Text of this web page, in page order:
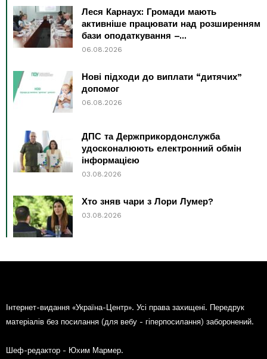
Леся Карнаух: Громади мають
активніше працювати над розширенням
бази оподаткування –...
06.08.2026
Нові підходи до виплати “дитячих”
допомог
06.08.2026
ДПС та Держприкордонслужба
удосконалюють електронний обмін
інформацією
03.08.2026
Хто зняв чари з Лори Лумер?
03.08.2026
Інтернет-видання «Україна-Центр». Усі права захищені. Передрук
матеріалів без посилання (для вебу - гіперпосилання) заборонений.
Шеф-редактор - Юхим Мармер.